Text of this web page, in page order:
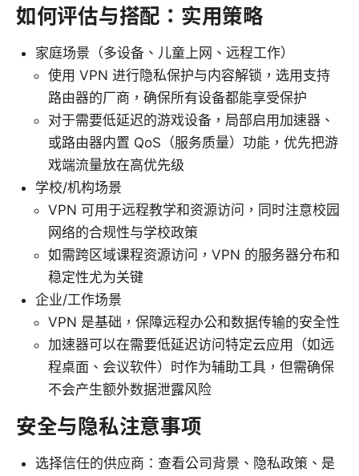
如何评估与搭配：实用策略
家庭场景（多设备、儿童上网、远程工作）
使用 VPN 进行隐私保护与内容解锁，选用支持
路由器的厂商，确保所有设备都能享受保护
对于需要低延迟的游戏设备，局部启用加速器、
或路由器内置 QoS（服务质量）功能，优先把游
戏端流量放在高优先级
学校/机构场景
VPN 可用于远程教学和资源访问，同时注意校园
网络的合规性与学校政策
如需跨区域课程资源访问，VPN 的服务器分布和
稳定性尤为关键
企业/工作场景
VPN 是基础，保障远程办公和数据传输的安全性
加速器可以在需要低延迟访问特定云应用（如远
程桌面、会议软件）时作为辅助工具，但需确保
不会产生额外数据泄露风险
安全与隐私注意事项
选择信任的供应商：查看公司背景、隐私政策、是